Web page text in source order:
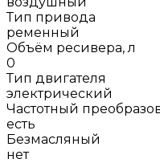
Тип привода
ременный
Объём ресивера, л
0
Тип двигателя
электрический
Частотный
есть
Безмасляный
нет